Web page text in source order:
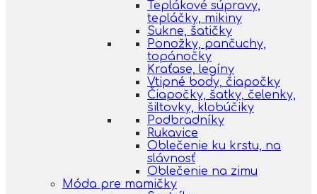
Teplákové súpravy,
tepláčky, mikiny
Sukne, šatičky
Ponožky, pančuchy,
topánočky
Kraťase, legíny
Vtipné body, čiapočky
Čiapočky, šatky, čelenky,
šiltovky, klobúčiky
Podbradníky
Rukavice
Oblečenie ku krstu, na
slávnosť
Oblečenie na zimu
Móda pre mamičky